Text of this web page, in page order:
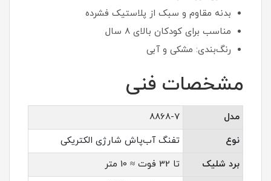
بدنه مقاوم و سبک از پلاستیک فشرده
مناسب برای کودکان بالای 8 سال
رنگ‌بندی: مشکی و آبی
مشخصات فنی
مدل
8868-7
نوع
تفنگ آب‌پاش شارژی الکتریکی
برد شلیک
تا 32 فوت ≈ 10 متر